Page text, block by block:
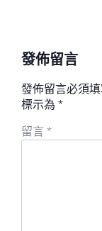
發佈留言
發佈留言必須
標示為 *
留言 *